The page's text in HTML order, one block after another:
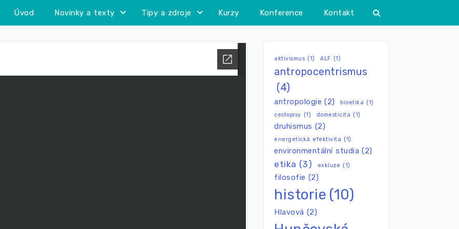
Úvod Novinky a texty Tipy a zdroje Kurzy Konference Kontakt
aktivismus (1) ALF (1)
antropocentrismus
(4)
antropologie (2) bioetika (1)
cestopisy (1) domesticita (1)
druhismus (2)
energetická efektivita (1)
environmentální studia (2)
etika (3) exkluze (1)
filosofie (2)
historie (10)
Hlavová (2)